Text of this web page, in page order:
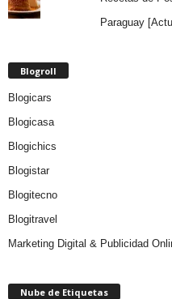
Paraguay
Blogroll
Blogicars
Blogicasa
Blogichics
Blogistar
Blogitecno
Blogitravel
Marketing Digital & Publicidad
Nube de Etiquetas